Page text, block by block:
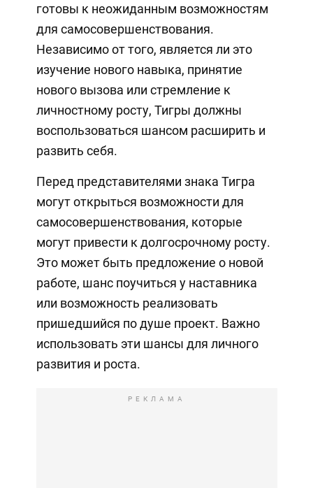
готовы к неожиданным возможностям
для самосовершенствования.
Независимо от того, является ли это
изучение нового навыка, принятие
нового вызова или стремление к
личностному росту, Тигры должны
воспользоваться шансом расширить и
развить себя.
Перед представителями знака Тигра
могут открыться возможности для
самосовершенствования, которые
могут привести к долгосрочному росту.
Это может быть предложение о новой
работе, шанс поучиться у наставника
или возможность реализовать
пришедшийся по душе проект. Важно
использовать эти шансы для личного
развития и роста.
РЕКЛАМА